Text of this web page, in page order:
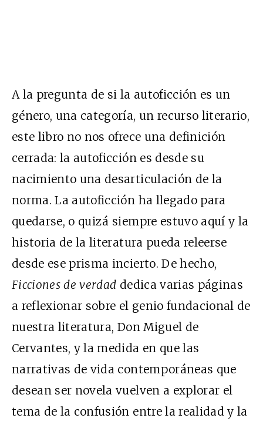
A la pregunta de si la autoficción es un
género, una categoría, un recurso literario,
este libro no nos ofrece una definición
cerrada: la autoficción es desde su
nacimiento una desarticulación de la
norma. La autoficción ha llegado para
quedarse, o quizá siempre estuvo aquí y la
historia de la literatura pueda releerse
desde ese prisma incierto. De hecho,
Ficciones de verdad dedica varias páginas
a reflexionar sobre el genio fundacional de
nuestra literatura, Don Miguel de
Cervantes, y la medida en que las
narrativas de vida contemporáneas que
desean ser novela vuelven a explorar el
tema de la confusión entre la realidad y la